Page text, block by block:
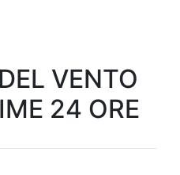
VENTO
24 ORE